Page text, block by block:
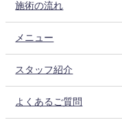
施術の流れ
メニュー
スタッフ紹介
よくあるご質問